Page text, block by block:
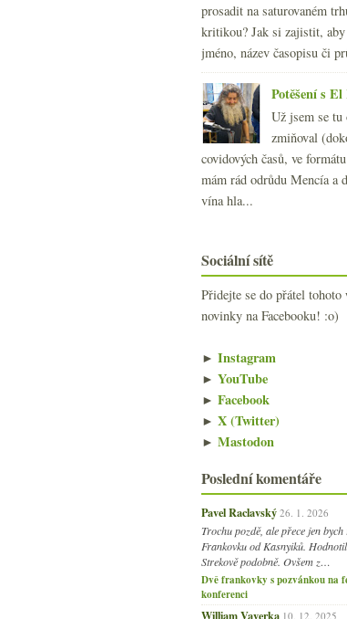
prosadit na saturovaném
kritikou? Jak si zajistit, aby
jméno, název časopisu či
Potěšení s El
Už jsem se tu
zmiňoval
covidových časů, ve
mám rád odrůdu Mencía a
vína hla...
Sociální sítě
Přidejte se do přátel tohoto
novinky na Facebooku! :o)
► Instagram
► YouTube
► Facebook
► X (Twitter)
► Mastodon
Poslední komentáře
Pavel Raclavský 26. 1. 2026
Trochu pozdě, ale přece jen
Frankovku od Kasnyiků.
Strekově podobně. Ovšem z…
Dvě frankovky s pozvánkou na
konferenci
William Vaverka 10. 12. 2025